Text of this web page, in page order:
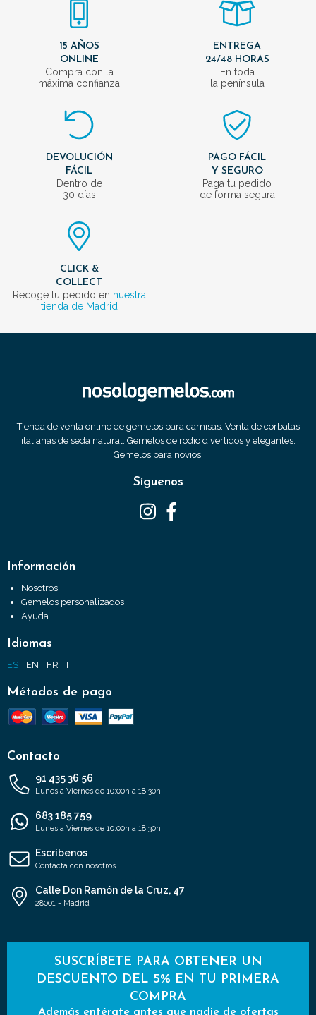
15 AÑOS
ONLINE
Compra con la
máxima confianza
ENTREGA
24/48 HORAS
En toda
la península
DEVOLUCIÓN
FÁCIL
Dentro de
30 días
PAGO FÁCIL
Y SEGURO
Paga tu pedido
de forma segura
CLICK &
COLLECT
Recoge tu pedido en nuestra
tienda de Madrid
Tienda de venta online de gemelos para camisas. Venta de corbatas
italianas de seda natural. Gemelos de rodio divertidos y elegantes.
Gemelos para novios.
Síguenos
Información
Nosotros
Gemelos personalizados
Ayuda
Idiomas
ES EN FR IT
Métodos de pago
Contacto
91 435 36 56
Lunes a Viernes de 10:00h a 18:30h
683 185 759
Lunes a Viernes de 10:00h a 18:30h
Escríbenos
Contacta con nosotros
Calle Don Ramón de la Cruz, 47
28001 - Madrid
SUSCRÍBETE PARA OBTENER UN
DESCUENTO DEL 5% EN TU PRIMERA
COMPRA
Además entérate antes que nadie de ofertas